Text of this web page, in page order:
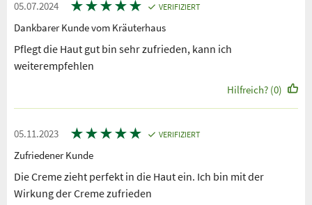
05.07.2024 ★★★★★ VERIFIZIERT
Dankbarer Kunde vom Kräuterhaus
Pflegt die Haut gut bin sehr zufrieden, kann ich
weiterempfehlen
Hilfreich? (0)
05.11.2023 ★★★★★ VERIFIZIERT
Zufriedener Kunde
Die Creme zieht perfekt in die Haut ein. Ich bin mit der
Wirkung der Creme zufrieden